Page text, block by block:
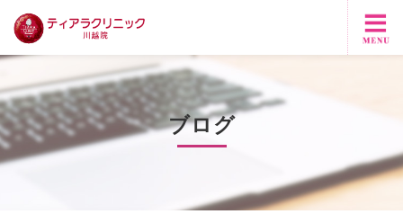
ブログ